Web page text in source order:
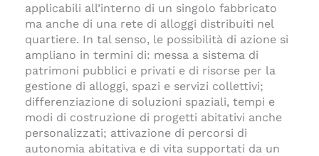
applicabili all’interno di un singolo fabbricato
ma anche di una rete di alloggi distribuiti nel
quartiere. In tal senso, le possibilità di azione si
ampliano in termini di: messa a sistema di
patrimoni pubblici e privati e di risorse per la
gestione di alloggi, spazi e servizi collettivi;
differenziazione di soluzioni spaziali, tempi e
modi di costruzione di progetti abitativi anche
personalizzati; attivazione di percorsi di
autonomia abitativa e di vita supportati da un